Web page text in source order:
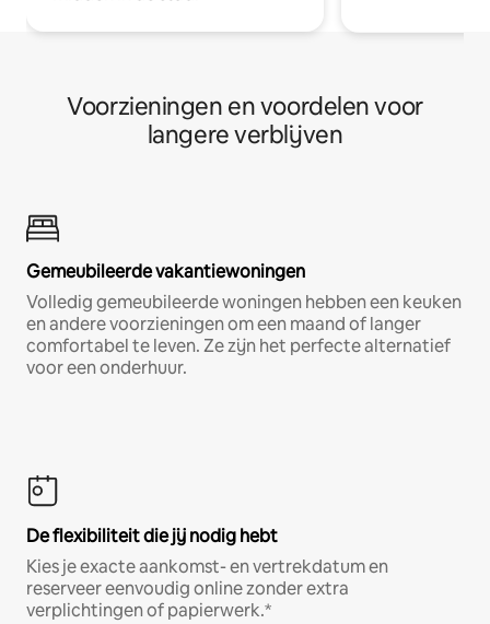
Voorzieningen en voordelen voor
langere verblijven
Gemeubileerde vakantiewoningen
Volledig gemeubileerde woningen hebben een keuken
en andere voorzieningen om een maand of langer
comfortabel te leven. Ze zijn het perfecte alternatief
voor een onderhuur.
De flexibiliteit die jij nodig hebt
Kies je exacte aankomst- en vertrekdatum en
reserveer eenvoudig online zonder extra
verplichtingen of papierwerk.*